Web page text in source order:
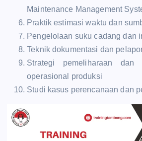
Maintenance Management
Praktik estimasi waktu dan
Pengelolaan suku cadang dan
Teknik dokumentasi dan
Strategi pemeliharaan dan
operasional produksi
Studi kasus perencanaan dan